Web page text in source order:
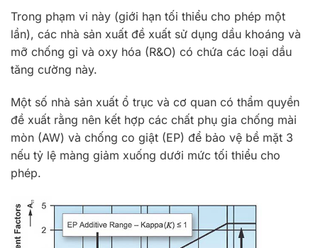
Trong phạm vi này (giới hạn tối thiểu cho phép một
lần), các nhà sản xuất đề xuất sử dụng dầu khoáng và
mỡ chống gỉ và oxy hóa (R&O) có chứa các loại dầu
tăng cường này.
Một số nhà sản xuất ổ trục và cơ quan có thẩm quyền
đề xuất rằng nên kết hợp các chất phụ gia chống mài
mòn (AW) và chống co giật (EP) để bảo vệ bề mặt 3
nếu tỷ lệ màng giảm xuống dưới mức tối thiểu cho
phép.